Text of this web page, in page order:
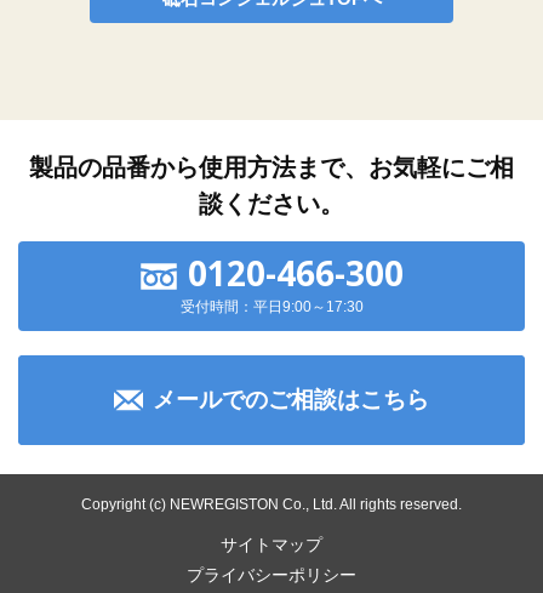
製品の品番から使用方法まで、お気軽にご相
談ください。
0120-466-300
受付時間：平日9:00～17:30
メールでのご相談はこちら
Copyright (c) NEWREGISTON Co., Ltd. All rights reserved.
サイトマップ
プライバシーポリシー